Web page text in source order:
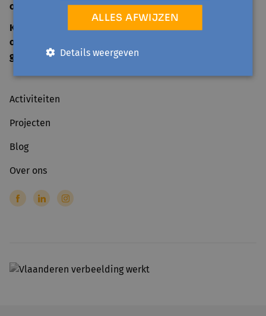
open
ma-vr 09:00-12:30
KANTOOR
open
geslotenop officiële feestdagen
Activiteiten
Projecten
Blog
Over ons
ALLES AFWIJZEN
Details weergeven